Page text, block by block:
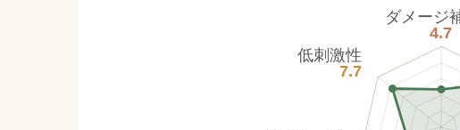
ダメージ
4.7
低刺激性
7.7